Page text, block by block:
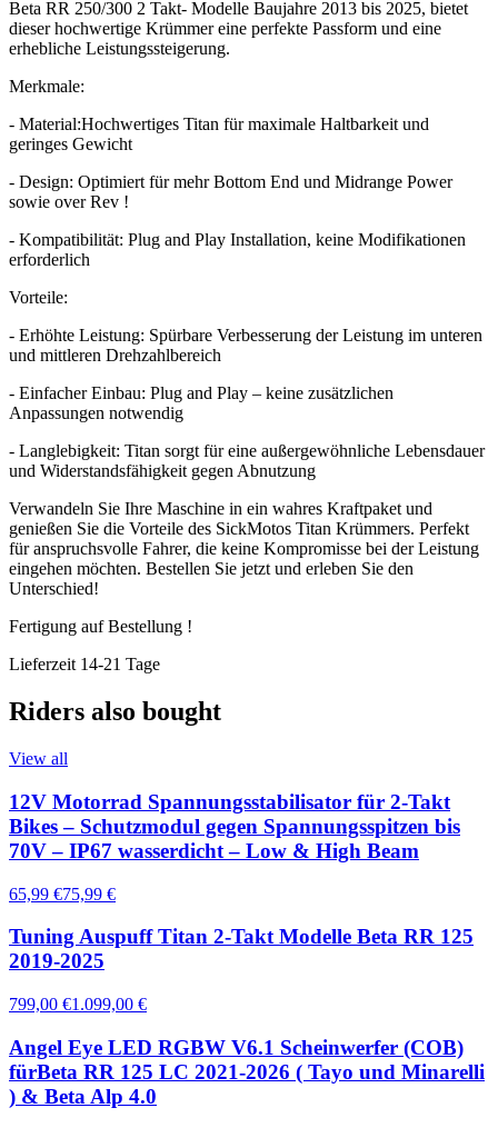
Beta RR 250/300 2 Takt- Modelle Baujahre 2013 bis 2025, bietet
dieser hochwertige Krümmer eine perfekte Passform und eine
erhebliche Leistungssteigerung.
Merkmale:
- Material:Hochwertiges Titan für maximale Haltbarkeit und
geringes Gewicht
- Design: Optimiert für mehr Bottom End und Midrange Power
sowie over Rev !
- Kompatibilität: Plug and Play Installation, keine Modifikationen
erforderlich
Vorteile:
- Erhöhte Leistung: Spürbare Verbesserung der Leistung im unteren
und mittleren Drehzahlbereich
- Einfacher Einbau: Plug and Play – keine zusätzlichen
Anpassungen notwendig
- Langlebigkeit: Titan sorgt für eine außergewöhnliche Lebensdauer
und Widerstandsfähigkeit gegen Abnutzung
Verwandeln Sie Ihre Maschine in ein wahres Kraftpaket und
genießen Sie die Vorteile des SickMotos Titan Krümmers. Perfekt
für anspruchsvolle Fahrer, die keine Kompromisse bei der Leistung
eingehen möchten. Bestellen Sie jetzt und erleben Sie den
Unterschied!
Fertigung auf Bestellung !
Lieferzeit 14-21 Tage
Riders also bought
View all
12V Motorrad Spannungsstabilisator für 2-Takt
Bikes – Schutzmodul gegen Spannungsspitzen bis
70V – IP67 wasserdicht – Low & High Beam
65,99 €75,99 €
Tuning Auspuff Titan 2-Takt Modelle Beta RR 125
2019-2025
799,00 €1.099,00 €
Angel Eye LED RGBW V6.1 Scheinwerfer (COB)
fürBeta RR 125 LC 2021-2026 ( Tayo und Minarelli
) & Beta Alp 4.0